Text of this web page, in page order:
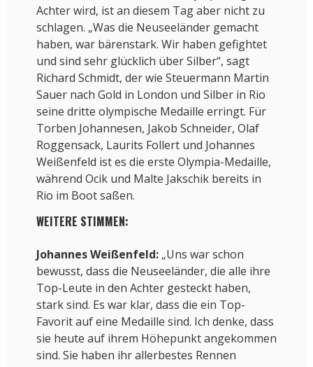
Achter wird, ist an diesem Tag aber nicht zu
schlagen. „Was die Neuseeländer gemacht
haben, war bärenstark. Wir haben gefightet
und sind sehr glücklich über Silber“, sagt
Richard Schmidt, der wie Steuermann Martin
Sauer nach Gold in London und Silber in Rio
seine dritte olympische Medaille erringt. Für
Torben Johannesen, Jakob Schneider, Olaf
Roggensack, Laurits Follert und Johannes
Weißenfeld ist es die erste Olympia-Medaille,
während Ocik und Malte Jakschik bereits in
Rio im Boot saßen.
WEITERE STIMMEN:
Johannes Weißenfeld:„Uns war schon
bewusst, dass die Neuseeländer, die alle ihre
Top-Leute in den Achter gesteckt haben,
stark sind. Es war klar, dass die ein Top-
Favorit auf eine Medaille sind. Ich denke, dass
sie heute auf ihrem Höhepunkt angekommen
sind. Sie haben ihr allerbestes Rennen